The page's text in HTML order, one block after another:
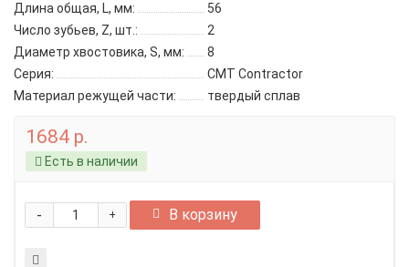
Длина общая, L, мм:
56
Число зубьев, Z, шт.:
2
Диаметр хвостовика, S, мм:
8
Серия:
CMT Contractor
Материал режущей части:
твердый сплав
1684 р.
Есть в наличии
+
- В корзину